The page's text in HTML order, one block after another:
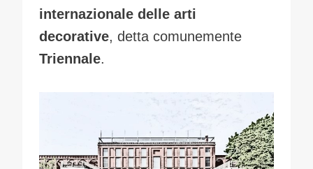
internazionale delle arti
decorative, detta comunemente
Triennale.